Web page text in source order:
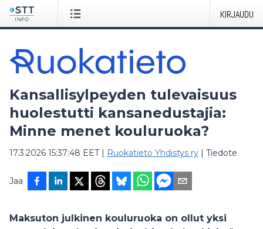
KIRJAUDU
Kansallisylpeyden tulevaisuus
huolestutti kansanedustajia:
Minne menet kouluruoka?
17.3.2026 15:37:48 EET| Ruokatieto Yhdistys ry | Tiedote
Jaa
Maksuton julkinen kouluruoka on ollut yksi